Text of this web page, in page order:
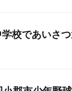
校であいさ